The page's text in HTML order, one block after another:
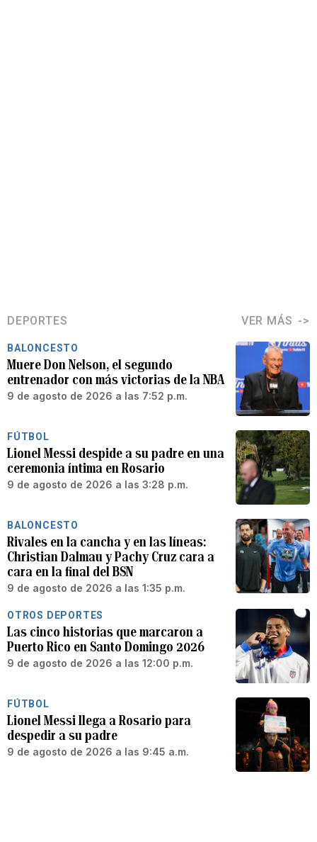
DEPORTES VER MÁS
BALONCESTO
Muere Don Nelson, el segundo
entrenador con más victorias de la NBA
9 de agosto de 2026 a las 7:52 p.m.
FÚTBOL
Lionel Messi despide a su padre en una
ceremonia íntima en Rosario
9 de agosto de 2026 a las 3:28 p.m.
BALONCESTO
Rivales en la cancha y en las líneas:
Christian Dalmau y Pachy Cruz cara a
cara en la final del BSN
9 de agosto de 2026 a las 1:35 p.m.
OTROS DEPORTES
Las cinco historias que marcaron a
Puerto Rico en Santo Domingo 2026
9 de agosto de 2026 a las 12:00 p.m.
FÚTBOL
Lionel Messi llega a Rosario para
despedir a su padre
9 de agosto de 2026 a las 9:45 a.m.